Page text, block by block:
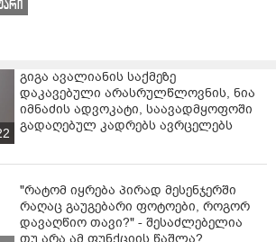
გიგა ავალიანის საქმეზე
დაკავებული არასრულწლოვნის, ნია
იმნაძის ადვოკატი, საავადმყოფოში
გადაღებულ კადრებს ავრცელებს
"რატომ იყრება პირად მესენჯერში
რაღაც გაუგებარი ფოტოები, როგორ
დავაღწიო თავი?" - შესაძლებელია